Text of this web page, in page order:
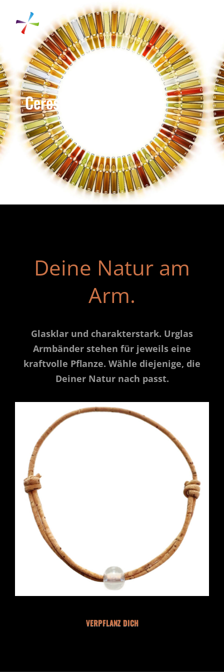
Ceres
Deine Natur am
Arm.
Glasklar und charakterstark. Urglas
Armbänder stehen für jeweils eine
kraftvolle Pflanze. Wähle diejenige, die
Deiner Natur nach passt.
VERPFLANZ DICH